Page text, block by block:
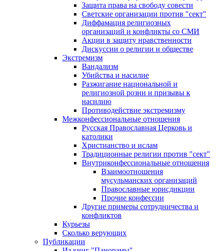
Защита права на свободу совести
Светские организации против "сект"
Диффамация религиозных
организаций и конфликты со СМИ
Акции в защиту нравственности
Дискуссии о религии и обществе
Экстремизм
Вандализм
Убийства и насилие
Разжигание национальной и
религиозной розни и призывы к
насилию
Противодействие экстремизму
Межконфессиональные отношения
Русская Православная Церковь и
католики
Христианство и ислам
Традиционные религии против "сект"
Внутриконфессиональные отношения
Взаимоотношения
мусульманских организаций
Православные юрисдикции
Прочие конфессии
Другие примеры сотрудничества и
конфликтов
Курьезы
Сколько верующих
Публикации